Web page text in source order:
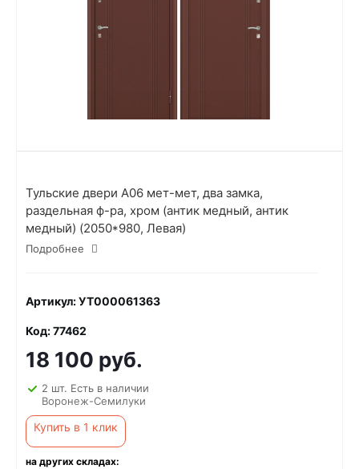
Тульские двери А06 мет-мет, два замка,
раздельная ф-ра, хром (антик медный, антик
медный) (2050*980, Левая)
Подробнее
Артикул: УТ000061363
Код: 77462
18 100 руб.
2 шт. Есть в наличии
Воронеж-Семилуки
Купить в 1 клик
на других складах: